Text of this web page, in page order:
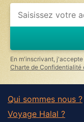
En m'inscrivant, j'accepte
Charte de Confidentialité
Qui sommes nous ?
Voyage Halal ?